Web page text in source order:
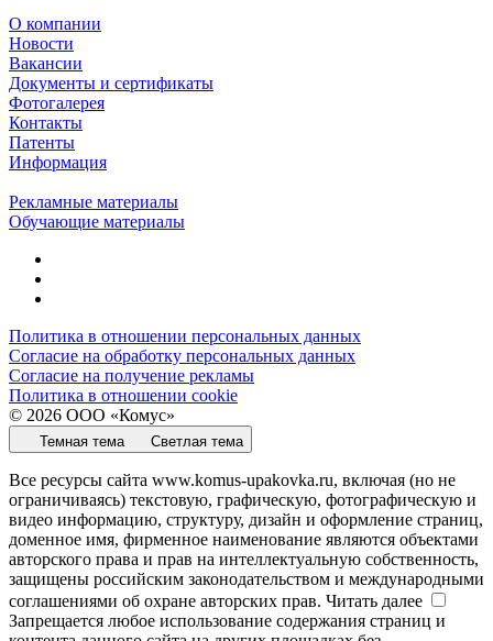
О компании
Новости
Вакансии
Документы и сертификаты
Фотогалерея
Контакты
Патенты
Информация
Рекламные материалы
Обучающие материалы
Политика в отношении персональных данных
Согласие на обработку персональных данных
Согласие на получение рекламы
Политика в отношении cookie
© 2026 ООО «Комус»
Темная тема Светлая тема
Все ресурсы сайта www.komus-upakovka.ru, включая (но не
ограничиваясь) текстовую, графическую, фотографическую и
видео информацию, структуру, дизайн и оформление страниц,
доменное имя, фирменное наименование являются объектами
авторского права и прав на интеллектуальную собственность,
защищены российским законодательством и международными
соглашениями об охране авторских прав. Читать далее
Запрещается любое использование содержания страниц и